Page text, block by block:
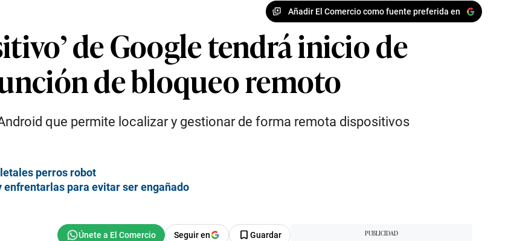
Añadir El Comercio como fuente preferida en
de Google tendrá inicio de
de bloqueo remoto
que permite localizar y gestionar de forma remota dispositivos
perros robot
para evitar ser engañado
Seguir en Guardar